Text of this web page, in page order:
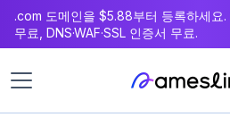
츠
로
동
.com 도메인을 $5.88부터 등록하세요.
무료, DNS·WAF·SSL 인증서 무료.